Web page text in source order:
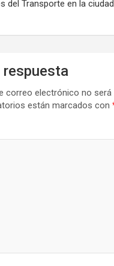
del Transporte en la
respuesta
correo electrónico no será
están marcados con